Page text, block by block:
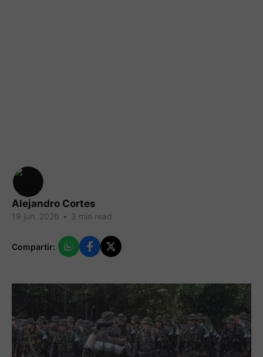
Alejandro Cortes
19 jun. 2026 • 3 min read
Compartir: